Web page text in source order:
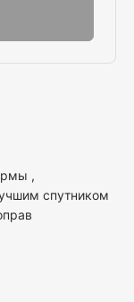
,
спутником